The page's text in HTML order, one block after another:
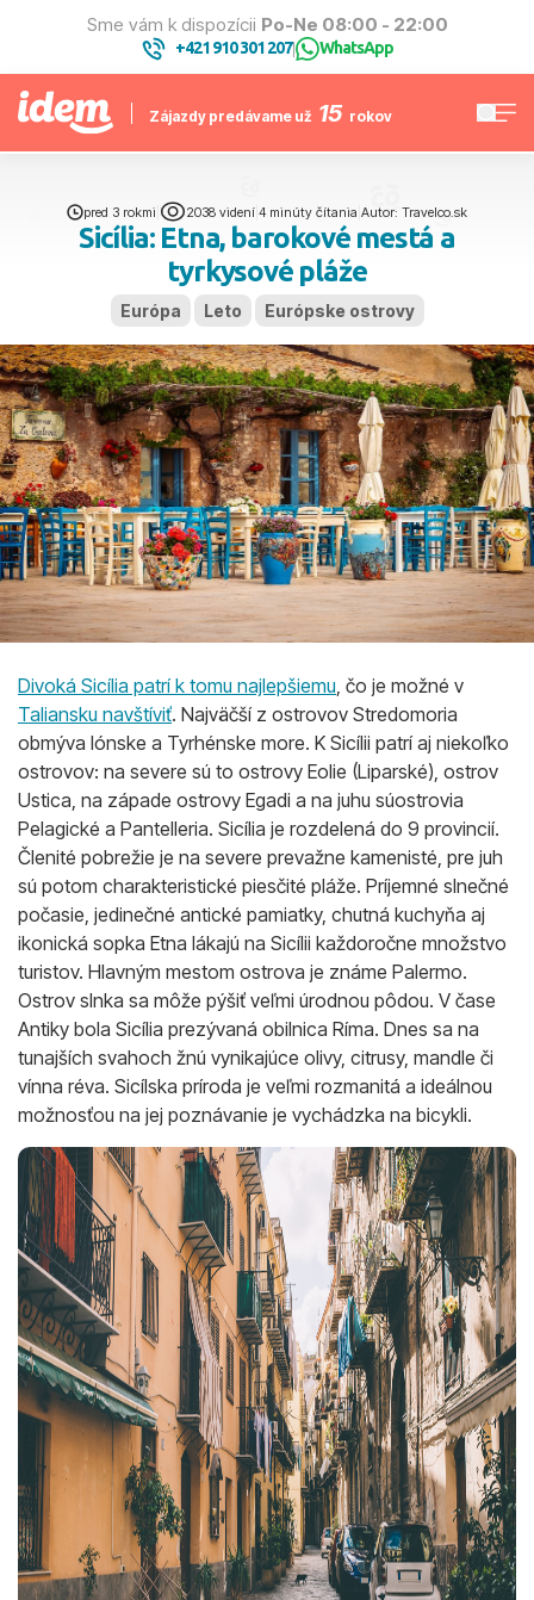
Sme vám k dispozícii Po-Ne 08:00 - 22:00
+421 910 301 207| WhatsApp
Zájazdy predávame už 15 rokov
pred 3 rokmi 2038 videní 4 minúty čítania Autor: Travelco.sk
Sicília: Etna, barokové mestá a
tyrkysové pláže
Európa Leto Európske ostrovy
Divoká Sicília patrí k tomu najlepšiemu, čo je možné v
Taliansku navštíviť. Najväčší z ostrovov Stredomoria
obmýva Iónske a Tyrhénske more. K Sicílii patrí aj niekoľko
ostrovov: na severe sú to ostrovy Eolie (Liparské), ostrov
Ustica, na západe ostrovy Egadi a na juhu súostrovia
Pelagické a Pantelleria. Sicília je rozdelená do 9 provincií.
Členité pobrežie je na severe prevažne kamenisté, pre juh
sú potom charakteristické piesčité pláže. Príjemné slnečné
počasie, jedinečné antické pamiatky, chutná kuchyňa aj
ikonická sopka Etna lákajú na Sicílii každoročne množstvo
turistov. Hlavným mestom ostrova je známe Palermo.
Ostrov slnka sa môže pýšiť veľmi úrodnou pôdou. V čase
Antiky bola Sicília prezývaná obilnica Ríma. Dnes sa na
tunajších svahoch žnú vynikajúce olivy, citrusy, mandle či
vínna réva. Sicílska príroda je veľmi rozmanitá a ideálnou
možnosťou na jej poznávanie je vychádzka na bicykli.